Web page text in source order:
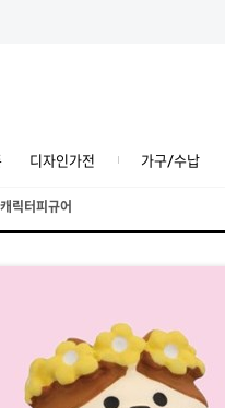
디자인가전 가구/수납
캐릭터피규어